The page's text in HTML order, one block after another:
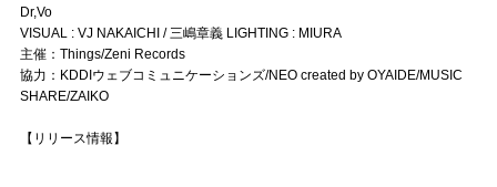
Dr,Vo
VISUAL : VJ NAKAICHI / 三嶋章義 LIGHTING : MIURA
主催：Things/Zeni Records
協力：KDDIウェブコミュニケーションズ/NEO created by OYAIDE/MUSIC
SHARE/ZAIKO
【リリース情報】